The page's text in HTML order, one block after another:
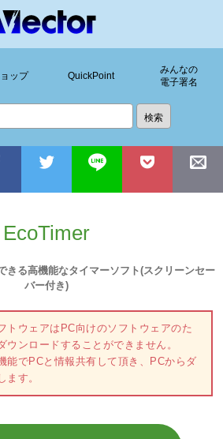
ップ QuickPoint
みんなの
電子署名
EcoTimer
きる高機能なタイマーソフト(スクリーンセー
バー付き)
トウェアはPC向けのソフトウェアのた
ウンロードすることができません。
能でPCと情報共有して頂き、PCからダ
ます。